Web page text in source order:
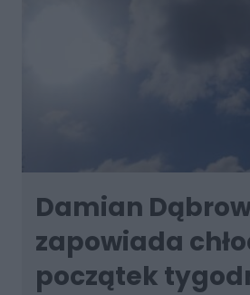
Damian
zapowiada
początek